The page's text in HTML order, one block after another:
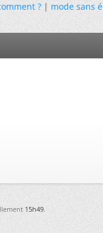
?|mode sans
15h49.